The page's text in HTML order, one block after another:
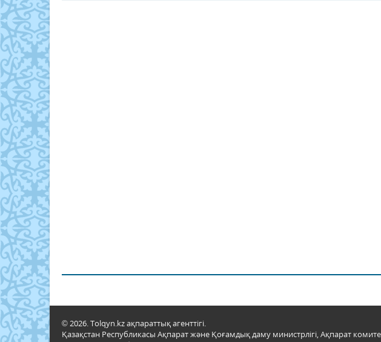
© 2026. Tolqyn.kz ақпараттық агенттігі.
Қазақстан Республикасы Ақпарат және Қоғамдық даму министрлігі, Ақпарат